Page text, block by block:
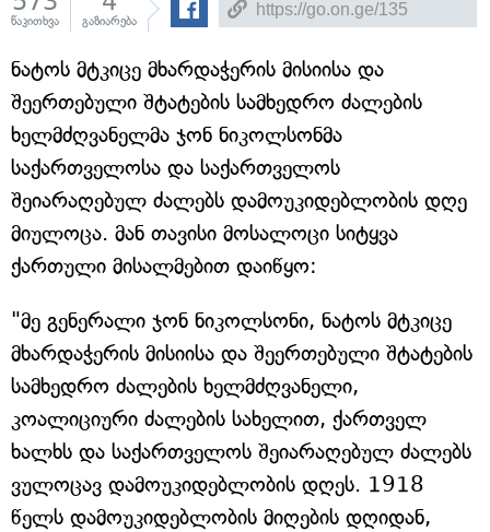
წაკითხვა გაზიარება
ნატოს მტკიცე მხარდაჭერის მისიისა და
შეერთებული შტატების სამხედრო ძალების
ხელმძღვანელმა ჯონ ნიკოლსონმა
საქართველოსა და საქართველოს
შეიარაღებულ ძალებს დამოუკიდებლობის დღე
მიულოცა. მან თავისი მოსალოცი სიტყვა
ქართული მისალმებით დაიწყო:
"მე გენერალი ჯონ ნიკოლსონი, ნატოს მტკიცე
მხარდაჭერის მისიისა და შეერთებული შტატების
სამხედრო ძალების ხელმძღვანელი,
კოალიციური ძალების სახელით, ქართველ
ხალხს და საქართველოს შეიარაღებულ ძალებს
ვულოცავ დამოუკიდებლობის დღეს. 1918
წელს დამოუკიდებლობის მიღების დღიდან,